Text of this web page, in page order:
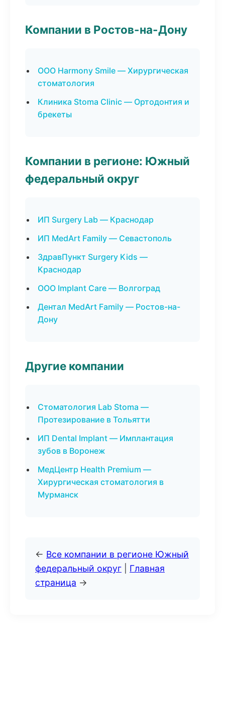
Компании в Ростов-на-Дону
ООО Harmony Smile — Хирургическая
стоматология
Клиника Stoma Clinic — Ортодонтия и
брекеты
Компании в регионе: Южный
федеральный округ
ИП Surgery Lab — Краснодар
ИП MedArt Family — Севастополь
ЗдравПункт Surgery Kids —
Краснодар
ООО Implant Care — Волгоград
Дентал MedArt Family — Ростов-на-
Дону
Другие компании
Стоматология Lab Stoma —
Протезирование в Тольятти
ИП Dental Implant — Имплантация
зубов в Воронеж
МедЦентр Health Premium —
Хирургическая стоматология в
Мурманск
← Все компании в регионе Южный
федеральный округ
Главная
страница →